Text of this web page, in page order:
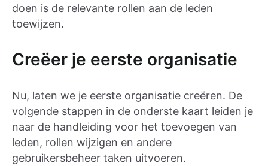
doen is de relevante rollen aan de leden
toewijzen.
Creëer je eerste organisatie
Nu, laten we je eerste organisatie creëren. De
volgende stappen in de onderste kaart leiden je
naar de handleiding voor het toevoegen van
leden, rollen wijzigen en andere
gebruikersbeheer taken uitvoeren.